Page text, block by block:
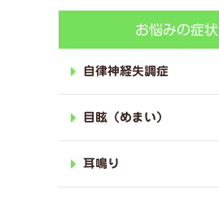
お悩みの症状
自律神経失調症
目眩（めまい）
耳鳴り